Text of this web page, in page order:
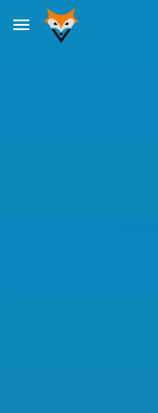
Skip to main content